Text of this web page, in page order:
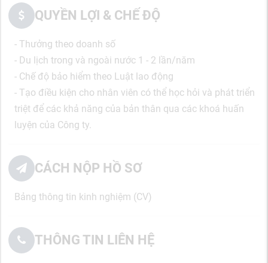
QUYỀN LỢI & CHẾ ĐỘ
- Thưởng theo doanh số
- Du lịch trong và ngoài nước 1 - 2 lần/năm
- Chế độ bảo hiểm theo Luật lao động
- Tạo điều kiện cho nhân viên có thể học hỏi và phát triển
triệt để các khả năng của bản thân qua các khoá huấn
luyện của Công ty.
CÁCH NỘP HỒ SƠ
Bảng thông tin kinh nghiệm (CV)
THÔNG TIN LIÊN HỆ